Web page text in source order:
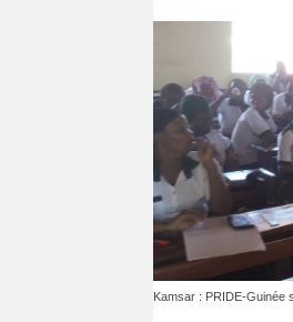
Kamsar : PRIDE-Guinée